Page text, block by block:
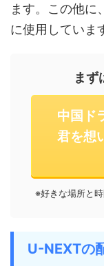
ます。この他に
に使用していま
まず
中国ド
君を想
※好きな場所と
U-NEXTの